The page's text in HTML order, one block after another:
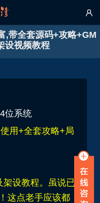

,带全套源码+攻略+GM
设视频教程
位系统
用+全套攻略+局
设教程。虽说已
这点老手应该都